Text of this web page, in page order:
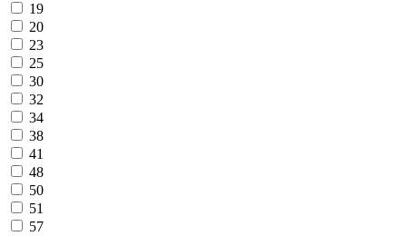
19
20
23
25
30
32
34
38
41
48
50
51
57